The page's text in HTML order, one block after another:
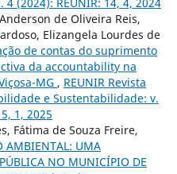
de Oliveira Reis,
Elizangela Lourdes de
de contas do suprimento
da accountability na
MG , REUNIR Revista
e Sustentabilidade: v.
1, 2025
Fátima de Souza Freire,
AMBIENTAL: UMA
NO MUNICÍPIO DE